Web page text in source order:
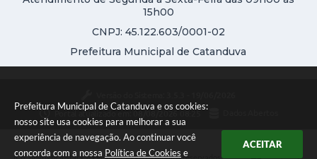
Prefeitura Municipal de Catanduva e os cookies:
nosso site usa cookies para melhorar a sua
experiência de navegação. Ao continuar você
concorda com a nossa Política de Cookies e
ACEITAR
15h00
CNPJ: 45.122.603/0001-02
Prefeitura Municipal de Catanduva
Portal atualizado em:
Copyright Instar - 2006-2026. Todos os direitos reservados -